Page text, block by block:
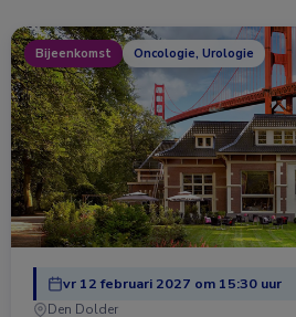
Bijeenkomst Oncologie, Urologie
vr 12 februari 2027 om 15:30 uur
Den Dolder